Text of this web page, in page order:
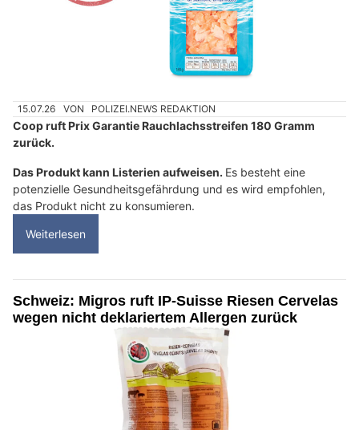
15.07.26 VON POLIZEI.NEWS REDAKTION
Coop ruft Prix Garantie Rauchlachsstreifen 180 Gramm
zurück.
Das Produkt kann Listerien aufweisen. Es besteht eine
potenzielle Gesundheitsgefährdung und es wird empfohlen,
das Produkt nicht zu konsumieren.
Weiterlesen
Schweiz: Migros ruft IP-Suisse Riesen Cervelas
wegen nicht deklariertem Allergen zurück